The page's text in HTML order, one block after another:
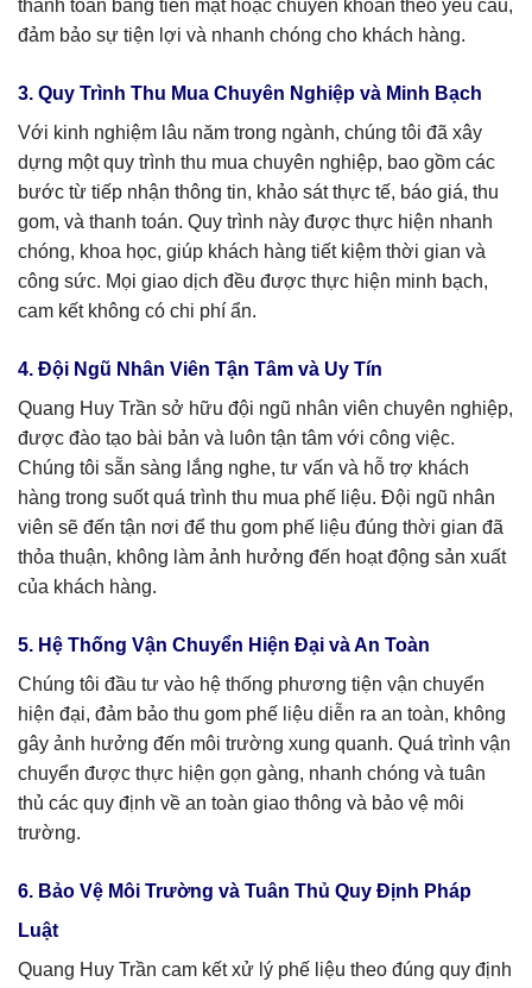
thanh toán bằng tiền mặt hoặc chuyển khoản theo yêu cầu,
đảm bảo sự tiện lợi và nhanh chóng cho khách hàng.
3. Quy Trình Thu Mua Chuyên Nghiệp và Minh Bạch
Với kinh nghiệm lâu năm trong ngành, chúng tôi đã xây
dựng một quy trình thu mua chuyên nghiệp, bao gồm các
bước từ tiếp nhận thông tin, khảo sát thực tế, báo giá, thu
gom, và thanh toán. Quy trình này được thực hiện nhanh
chóng, khoa học, giúp khách hàng tiết kiệm thời gian và
công sức. Mọi giao dịch đều được thực hiện minh bạch,
cam kết không có chi phí ẩn.
4. Đội Ngũ Nhân Viên Tận Tâm và Uy Tín
Quang Huy Trần sở hữu đội ngũ nhân viên chuyên nghiệp,
được đào tạo bài bản và luôn tận tâm với công việc.
Chúng tôi sẵn sàng lắng nghe, tư vấn và hỗ trợ khách
hàng trong suốt quá trình thu mua phế liệu. Đội ngũ nhân
viên sẽ đến tận nơi để thu gom phế liệu đúng thời gian đã
thỏa thuận, không làm ảnh hưởng đến hoạt động sản xuất
của khách hàng.
5. Hệ Thống Vận Chuyển Hiện Đại và An Toàn
Chúng tôi đầu tư vào hệ thống phương tiện vận chuyển
hiện đại, đảm bảo thu gom phế liệu diễn ra an toàn, không
gây ảnh hưởng đến môi trường xung quanh. Quá trình vận
chuyển được thực hiện gọn gàng, nhanh chóng và tuân
thủ các quy định về an toàn giao thông và bảo vệ môi
trường.
6. Bảo Vệ Môi Trường và Tuân Thủ Quy Định Pháp
Luật
Quang Huy Trần cam kết xử lý phế liệu theo đúng quy định